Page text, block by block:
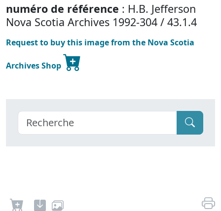
numéro de référence : H.B. Jefferson
Nova Scotia Archives 1992-304 / 43.1.4
Request to buy this image from the Nova Scotia
Archives Shop